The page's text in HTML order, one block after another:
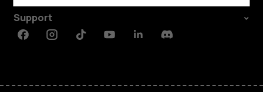
Support
FacebookInstagramTiktokYoutubeLinkedinDiscord